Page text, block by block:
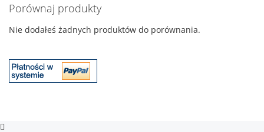
Porównaj produkty
Nie dodałeś żadnych produktów do porównania.